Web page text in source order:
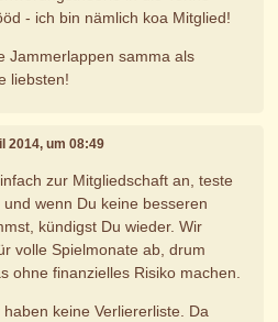
- ich bin nämlich koa Mitglied!
Jammerlappen samma als
liebsten!
2014, um 08:49
zur Mitgliedschaft an, teste
wenn Du keine besseren
kündigst Du wieder. Wir
volle Spielmonate ab, drum
ohne finanzielles Risiko machen.
keine Verliererliste. Da